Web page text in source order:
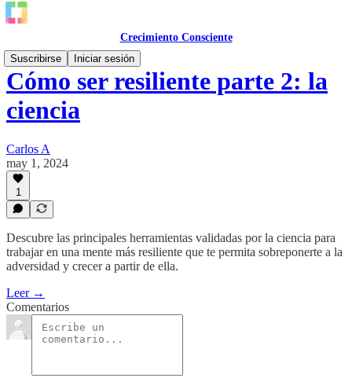
Crecimiento Consciente
Suscribirse
Iniciar sesión
Cómo ser resiliente parte 2: la
ciencia
Carlos A
may 1, 2024
1
Descubre las principales herramientas validadas por la ciencia para
trabajar en una mente más resiliente que te permita sobreponerte a la
adversidad y crecer a partir de ella.
Leer →
Comentarios